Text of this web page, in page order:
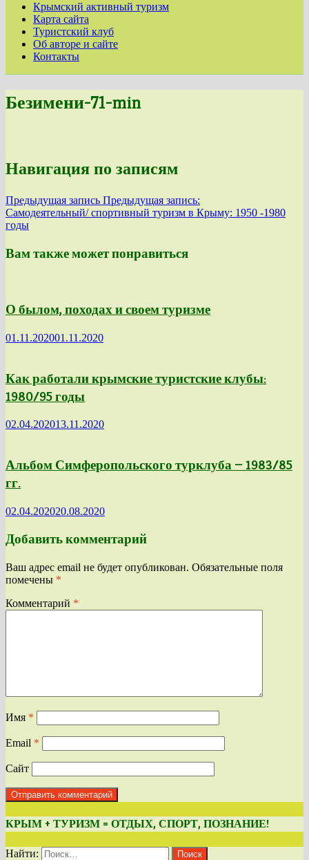
Крымский активный туризм
Карта сайта
Туристский клуб
Об авторе и сайте
Контакты
Безимени-71-min
Навигация по записям
Предыдущая запись Предыдущая запись:
Самодеятельный/ спортивный туризм в Крыму: 1950 -1980
годы
Вам также может понравиться
О былом, походах и своем туризме
01.11.202001.11.2020
Как работали крымские туристские клубы:
1980/95 годы
02.04.202013.11.2020
Альбом Симферопольского турклуба — 1983/85
гг.
02.04.202020.08.2020
Добавить комментарий
Ваш адрес email не будет опубликован. Обязательные поля
помечены *
Комментарий *
Имя *
Email *
Сайт
КРЫМ + ТУРИЗМ = ОТДЫХ, СПОРТ, ПОЗНАНИЕ!
Найти: